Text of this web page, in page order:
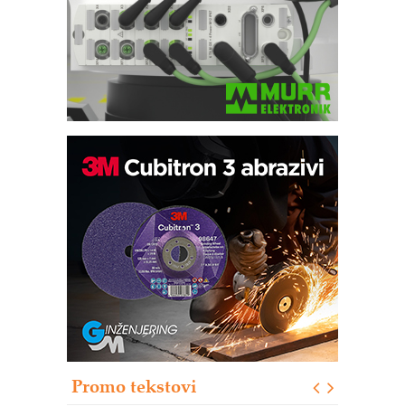
Promo tekstovi
IB BLUMENAUER - više od 40 godina
poverenja u industriji
COMBYPACK
RMQ-TITAN ADVANCED INDICATOR
– Pametna signalizacija za efikasnije
upravljanje mašinama
Sigurnije ispitivanje transformatora u
solarnim elektranama i vetroparkovima
Pranje točkova na gradilištu- standard
modernog i odgovornog građenja
ROSA i SCHUNK podižu proizvodnju